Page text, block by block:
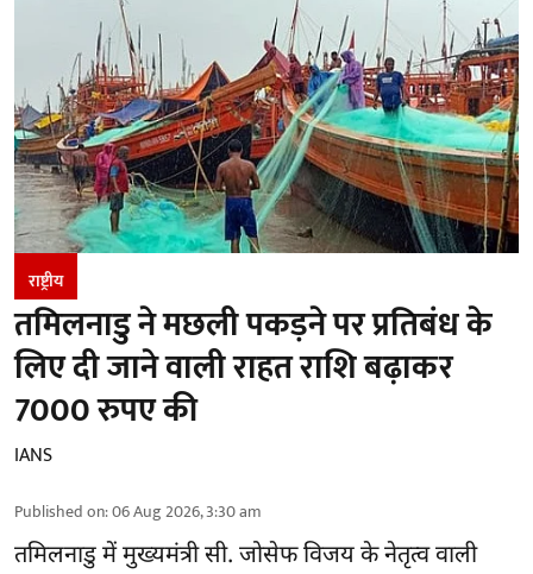
राष्ट्रीय
तमिलनाडु ने मछली पकड़ने पर प्रतिबंध के
लिए दी जाने वाली राहत राशि बढ़ाकर
7000 रुपए की
IANS
Published on:06 Aug 2026, 3:30 am
तमिलनाडुमें मुख्यमंत्री सी. जोसेफ विजय के नेतृत्व वाली